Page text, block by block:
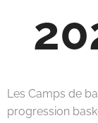
Les Camps de
progression